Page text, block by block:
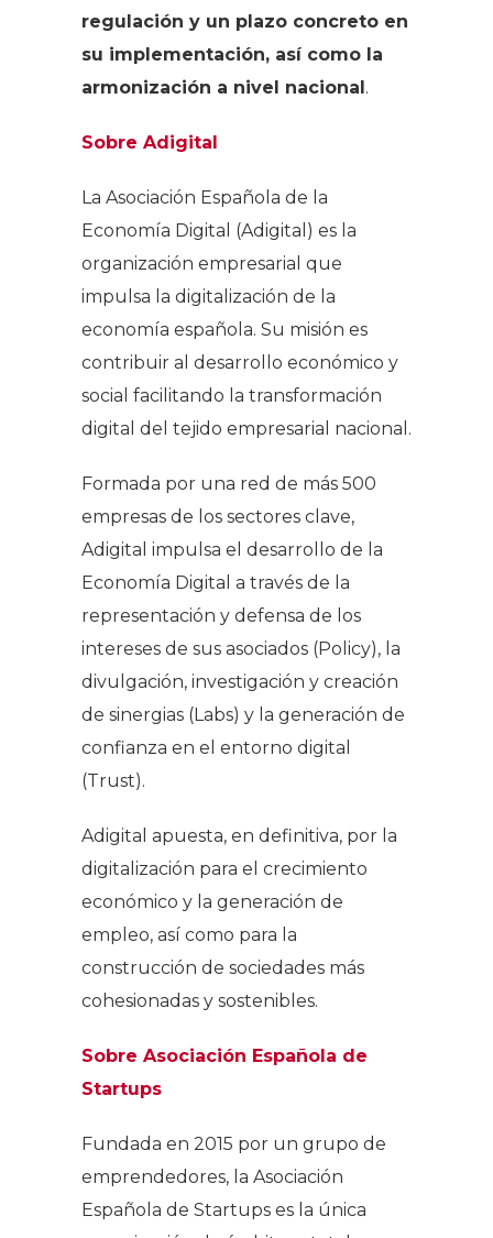
regulación y un plazo concreto en
su implementación, así como la
armonización a nivel nacional.
Sobre Adigital
La Asociación Española de la
Economía Digital (Adigital) es la
organización empresarial que
impulsa la digitalización de la
economía española. Su misión es
contribuir al desarrollo económico y
social facilitando la transformación
digital del tejido empresarial nacional.
Formada por una red de más 500
empresas de los sectores clave,
Adigital impulsa el desarrollo de la
Economía Digital a través de la
representación y defensa de los
intereses de sus asociados (Policy), la
divulgación, investigación y creación
de sinergias (Labs) y la generación de
confianza en el entorno digital
(Trust).
Adigital apuesta, en definitiva, por la
digitalización para el crecimiento
económico y la generación de
empleo, así como para la
construcción de sociedades más
cohesionadas y sostenibles.
Sobre Asociación Española de
Startups
Fundada en 2015 por un grupo de
emprendedores, la Asociación
Española de Startups es la única